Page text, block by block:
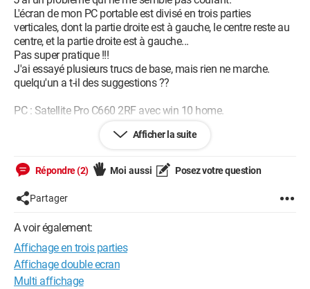
L'écran de mon PC portable est divisé en trois parties
verticales, dont la partie droite est à gauche, le centre reste au
centre, et la partie droite est à gauche...
Pas super pratique !!!
J'ai essayé plusieurs trucs de base, mais rien ne marche.
quelqu'un a t-il des suggestions ??
PC : Satellite Pro C660 2RF avec win 10 home.
Afficher la suite
Répondre (2) Moi aussi Posez votre question
Partager
A voir également:
Affichage en trois parties
Affichage double ecran
Multi affichage